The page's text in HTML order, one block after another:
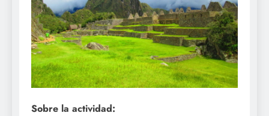
Sobre la actividad: